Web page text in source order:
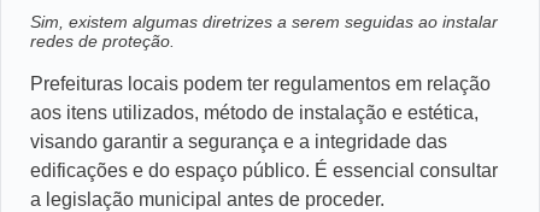
Sim, existem algumas diretrizes a serem seguidas ao instalar
redes de proteção.
Prefeituras locais podem ter regulamentos em relação
aos itens utilizados, método de instalação e estética,
visando garantir a segurança e a integridade das
edificações e do espaço público. É essencial consultar
a legislação municipal antes de proceder.